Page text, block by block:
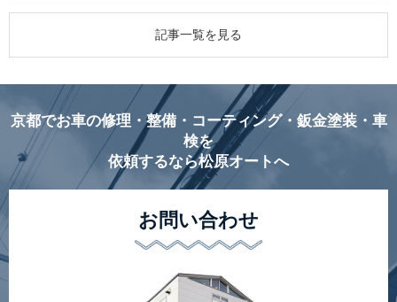
記事一覧を見る
京都でお車の修理・整備・コーティング・鈑金塗装・車
検を
依頼するなら松原オートへ
お問い合わせ